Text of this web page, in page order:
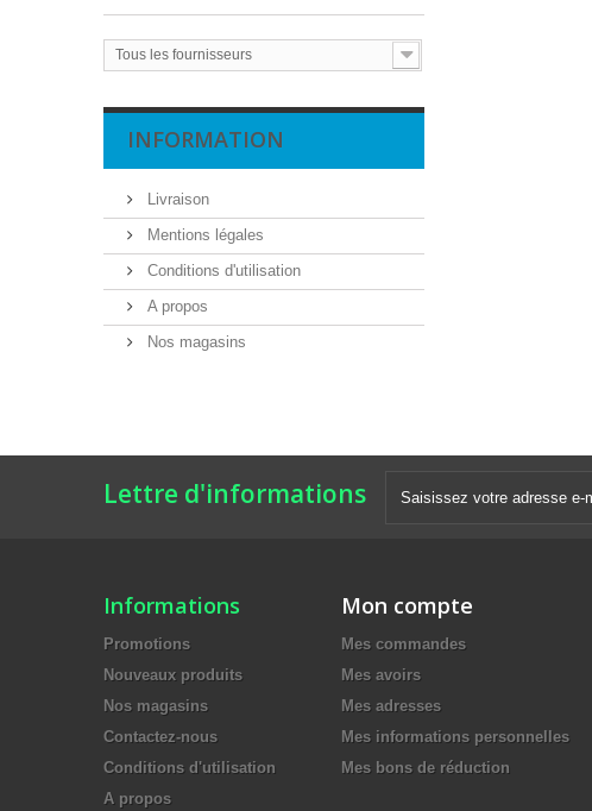
Tous les fournisseurs
INFORMATION
Livraison
Mentions légales
Conditions d'utilisation
A propos
Nos magasins
Lettre d'informations
Informations
Promotions
Nouveaux produits
Nos magasins
Contactez-nous
Conditions d'utilisation
A propos
Mon compte
Mes commandes
Mes avoirs
Mes adresses
Mes informations personnelles
Mes bons de réduction